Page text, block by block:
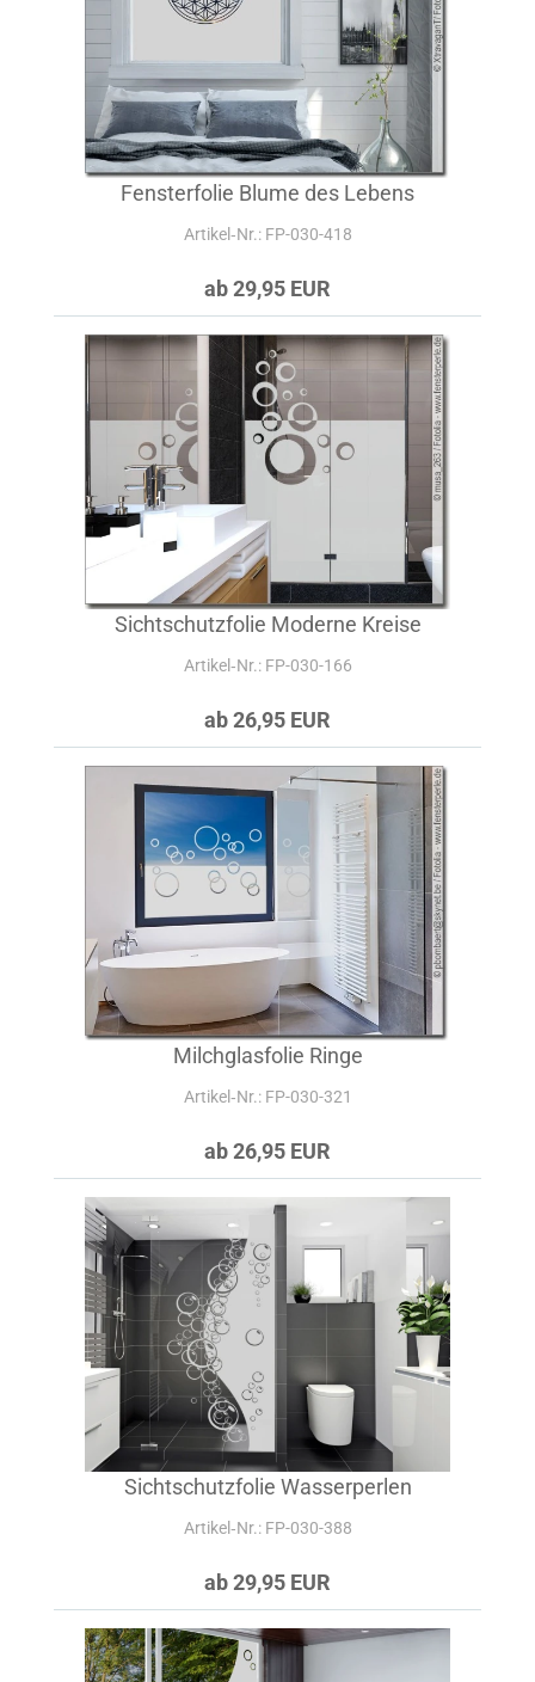
Fensterfolie Blume des Lebens
Artikel‑Nr.: FP-030-418
ab 29,95 EUR
Sichtschutzfolie Moderne Kreise
Artikel‑Nr.: FP-030-166
ab 26,95 EUR
Milchglasfolie Ringe
Artikel‑Nr.: FP-030-321
ab 26,95 EUR
Sichtschutzfolie Wasserperlen
Artikel‑Nr.: FP-030-388
ab 29,95 EUR